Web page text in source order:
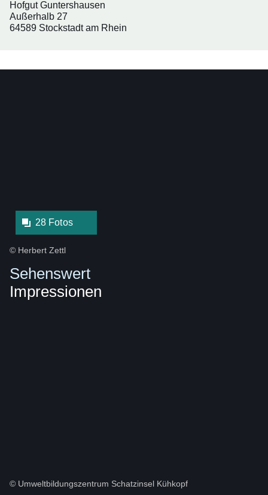
Hofgut Guntershausen
Außerhalb 27
64589 Stockstadt am Rhein
28 Fotos
© Herbert Zettl
Sehenswert
Impressionen
© Umweltbildungszentrum Schatzinsel Kühkopf